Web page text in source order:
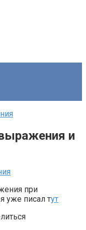
и
при
уже писал тут